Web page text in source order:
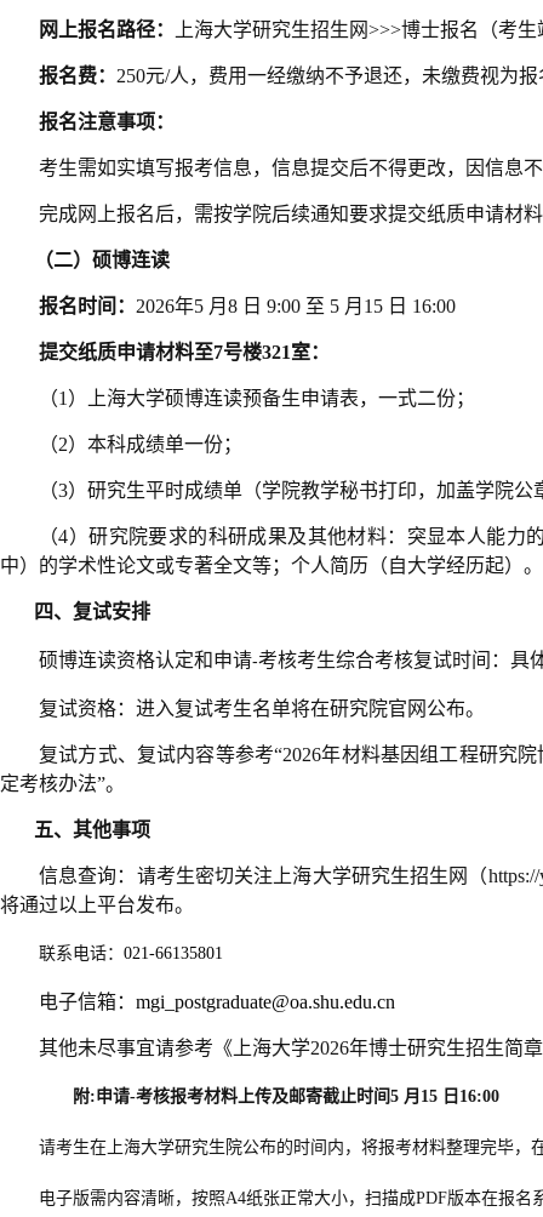
网上报名路径： 上海大学研究生招生网>>>博士报名（考生
报名费： 250元/人，费用一经缴纳不予退还，未缴费视为报
报名注意事项：
考生需如实填写报考信息，信息提交后不得更改，因信息
完成网上报名后，需按学院后续通知要求提交纸质申请材
（二）硕博连读
报名时间： 2026年5 月 8 日 9:00 至 5 月 15 日 16:00
提交纸质申请材料至7号楼321室：
（1 ）上海大学硕博连读预备生申请表，一式二份；
（2）本科成绩单一份；
（3）研究生平时成绩单（学院教学秘书打印，加盖学院公
（4）研究院要求的科研成果及其他材料：突显本人能力
中）的学术性论文或专著全文等；个人简历（自大学经历起）。
四、复试安排
硕博连读资格认定和申请-考核考生综合考核复试时间：具
复试资格：进入复试考生名单将在研究院官网公布。
复试方式、复试内容等参考“2026年材料基因组工程研究
定考核办法”。
五、其他事项
信息查询：请考生密切关注上海大学研究生招生网（
将通过以上平台发布。
联系电话： 021-66135801
电子信箱： mgi_postgraduate@oa.shu.edu.cn
其他未尽事宜请参考《上海大学2026年博士研究生招生简
附:申请-考核报考材料上传及邮寄截止时间 5 月 15 日 16:00
请考生在上海大学研究生院公布的时间内，将报考材料整理完毕
电子版需内容清晰，按照A4纸张正常大小，扫描成PDF版本在报名